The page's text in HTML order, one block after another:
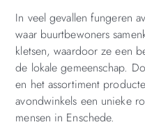
In veel gevallen fungeren
waar buurtbewoners
kletsen, waardoor ze een
de lokale gemeenschap.
en het assortiment
avondwinkels een unieke
mensen in Enschede.